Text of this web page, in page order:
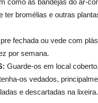
como as bandejas do ar-
ter bromélias e outras
fechada ou vede com
por semana.
Guarde-os em local
os vedados,
e descartadas na